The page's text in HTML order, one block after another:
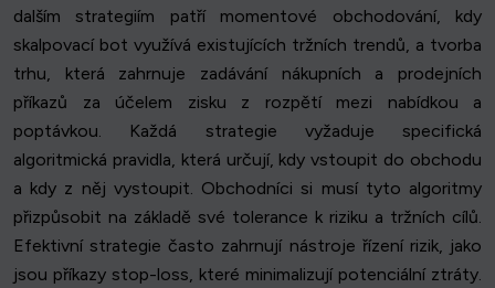
dalším strategiím patří momentové obchodování, kdy
skalpovací bot využívá existujících tržních trendů, a tvorba
trhu, která zahrnuje zadávání nákupních a prodejních
příkazů za účelem zisku z rozpětí mezi nabídkou a
poptávkou. Každá strategie vyžaduje specifická
algoritmická pravidla, která určují, kdy vstoupit do obchodu
a kdy z něj vystoupit. Obchodníci si musí tyto algoritmy
přizpůsobit na základě své tolerance k riziku a tržních cílů.
Efektivní strategie často zahrnují nástroje řízení rizik, jako
jsou příkazy stop-loss, které minimalizují potenciální ztráty.